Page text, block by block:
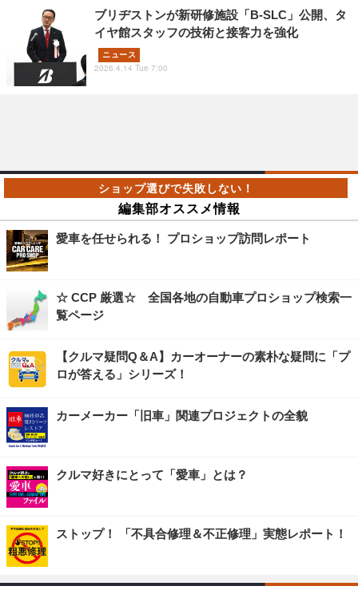
ブリヂストンが新研修施設「B-SLC」公開、タ
イヤ館スタッフの技術と接客力を強化
ニュース
2026.4.14 Tue 7:00
編集部オススメ情報
愛車を任せられる！ プロショップ訪問レポート
☆ CCP 厳選☆ 全国各地の自動車プロショップ検索一
覧ページ
【クルマ疑問Q＆A】カーオーナーの素朴な疑問に「プ
ロが答える」シリーズ！
カーメーカー「旧車」関連プロジェクトの全貌
クルマ好きにとって「愛車」とは？
ストップ！ 「不具合修理＆不正修理」実態レポート！